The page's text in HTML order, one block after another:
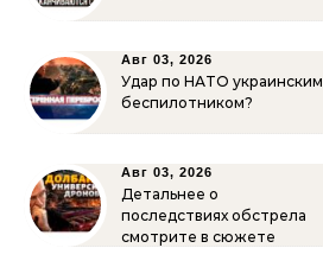
Авг 03, 2026
Удар по НАТО украинским
беспилотником?
Авг 03, 2026
Детальнее о
последствиях обстрела
смотрите в сюжете